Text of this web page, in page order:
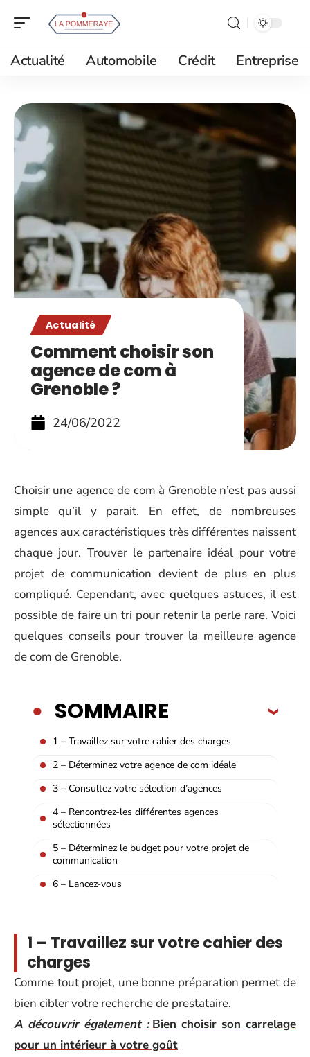
Actualité Automobile Crédit Entreprise
Actualité
Comment choisir son
agence de com à
Grenoble ?
24/06/2022
Choisir une agence de com à Grenoble n’est pas aussi
simple qu’il y parait. En effet, de nombreuses
agences aux caractéristiques très différentes naissent
chaque jour. Trouver le partenaire idéal pour votre
projet de communication devient de plus en plus
compliqué. Cependant, avec quelques astuces, il est
possible de faire un tri pour retenir la perle rare. Voici
quelques conseils pour trouver la meilleure agence
de com de Grenoble.
SOMMAIRE
1 – Travaillez sur votre cahier des charges
2 – Déterminez votre agence de com idéale
3 – Consultez votre sélection d’agences
4 – Rencontrez-les différentes agences
sélectionnées
5 – Déterminez le budget pour votre projet de
communication
6 – Lancez-vous
1 – Travaillez sur votre cahier des
charges
Comme tout projet, une bonne préparation permet de
bien cibler votre recherche de prestataire.
A découvrir également : Bien choisir son carrelage
pour un intérieur à votre goût